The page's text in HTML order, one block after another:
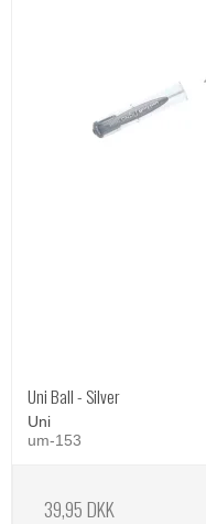
Uni Ball - Silver
Uni
um-153
39,95 DKK